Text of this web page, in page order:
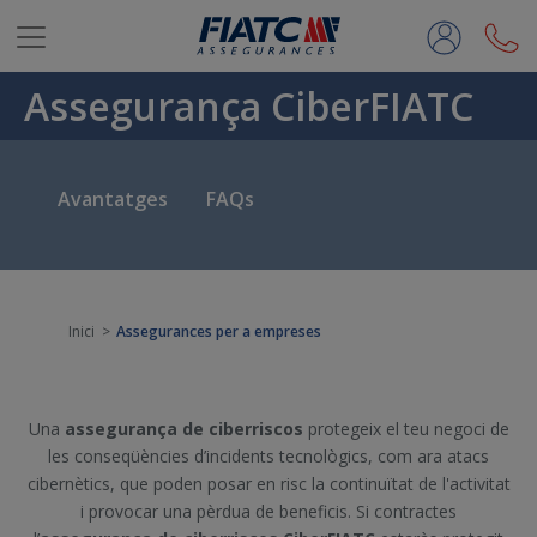
Salta al contingut principal
Assegurança CiberFIATC
Avantatges FAQs
Inici Assegurances per a empreses
Una assegurança de ciberriscos protegeix el teu negoci de
les conseqüències d’incidents tecnològics, com ara atacs
cibernètics, que poden posar en risc la continuïtat de l'activitat
i provocar una pèrdua de beneficis. Si contractes